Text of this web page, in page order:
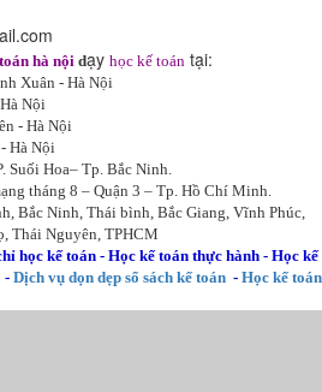
hà nội dạy học kế toán tại:
Xuân - Hà Nội
Nội
- Hà Nội
Hà Nội
Suối Hoa– Tp. Bắc Ninh.
tháng 8 – Quận 3 – Tp. Hồ Chí Minh.
Bắc Ninh, Thái bình, Bắc Giang, Vĩnh Phúc,
Thái Nguyên, TPHCM
học kế toán - Học kế toán thực hành - Học kế
- Dịch vụ dọn dẹp sổ sách kế toán - Học kế toán